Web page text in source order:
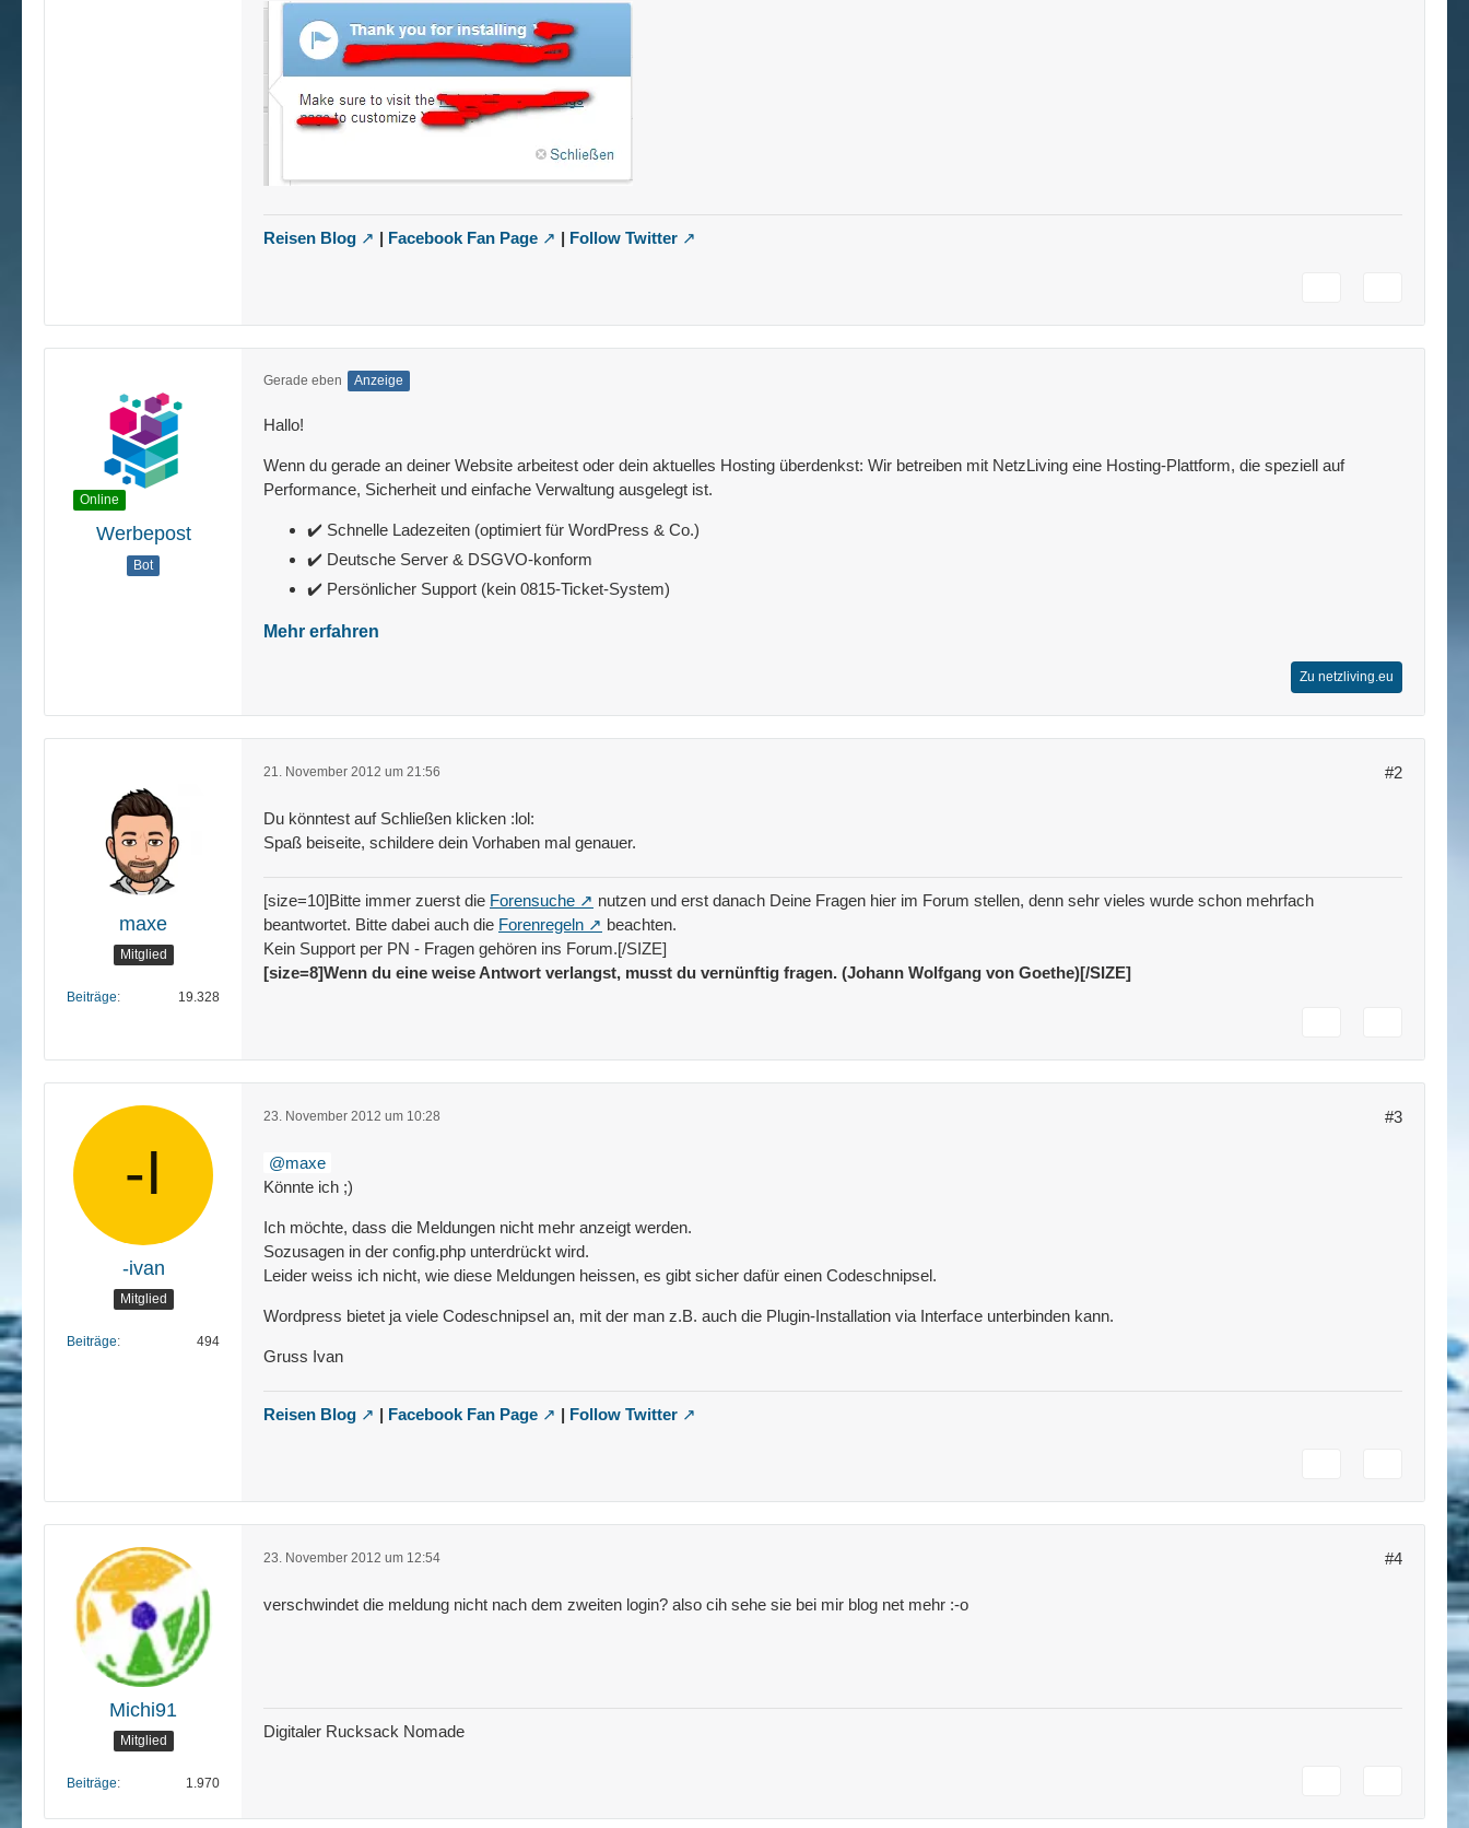
Reisen Blog | Facebook Fan Page | Follow Twitter
Online
Werbepost
Bot
Gerade eben Anzeige
Hallo!
Wenn du gerade an deiner Website arbeitest oder dein aktuelles Hosting überdenkst: Wir betreiben mit NetzLiving eine Hosting-Plattform, die speziell auf
Performance, Sicherheit und einfache Verwaltung ausgelegt ist.
✔️ Schnelle Ladezeiten (optimiert für WordPress & Co.)
✔️ Deutsche Server & DSGVO-konform
✔️ Persönlicher Support (kein 0815-Ticket-System)
Mehr erfahren
Zu netzliving.eu
maxe
Mitglied
Beiträge 19.328
21. November 2012 um 21:56 #2
Du könntest auf Schließen klicken :lol:
Spaß beiseite, schildere dein Vorhaben mal genauer.
[size=10]Bitte immer zuerst die Forensuche
nutzen und erst danach Deine Fragen hier im Forum stellen, denn sehr vieles wurde schon mehrfach
beantwortet. Bitte dabei auch die Forenregeln
beachten.
Kein Support per PN - Fragen gehören ins Forum.[/SIZE]
[size=8]Wenn du eine weise Antwort verlangst, musst du vernünftig fragen. (Johann Wolfgang von Goethe)[/SIZE]
-ivan
Mitglied
Beiträge 494
23. November 2012 um 10:28 #3
maxe
Könnte ich ;)
Ich möchte, dass die Meldungen nicht mehr anzeigt werden.
Sozusagen in der config.php unterdrückt wird.
Leider weiss ich nicht, wie diese Meldungen heissen, es gibt sicher dafür einen Codeschnipsel.
Wordpress bietet ja viele Codeschnipsel an, mit der man z.B. auch die Plugin-Installation via Interface unterbinden kann.
Gruss Ivan
Reisen Blog | Facebook Fan Page | Follow Twitter
Michi91
Mitglied
Beiträge 1.970
23. November 2012 um 12:54 #4
verschwindet die meldung nicht nach dem zweiten login? also cih sehe sie bei mir blog net mehr :-o
Digitaler Rucksack Nomade